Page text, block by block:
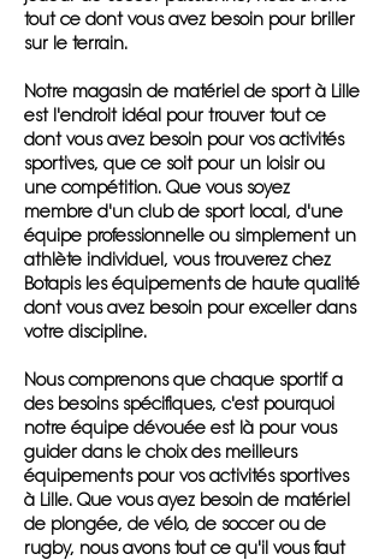
tout ce dont vous avez besoin pour briller
sur le terrain.
Notre magasin de matériel de sport à Lille
est l'endroit idéal pour trouver tout ce
dont vous avez besoin pour vos activités
sportives, que ce soit pour un loisir ou
une compétition. Que vous soyez
membre d'un club de sport local, d'une
équipe professionnelle ou simplement un
athlète individuel, vous trouverez chez
Botapis les équipements de haute qualité
dont vous avez besoin pour exceller dans
votre discipline.
Nous comprenons que chaque sportif a
des besoins spécifiques, c'est pourquoi
notre équipe dévouée est là pour vous
guider dans le choix des meilleurs
équipements pour vos activités sportives
à Lille. Que vous ayez besoin de matériel
de plongée, de vélo, de soccer ou de
rugby, nous avons tout ce qu'il vous faut